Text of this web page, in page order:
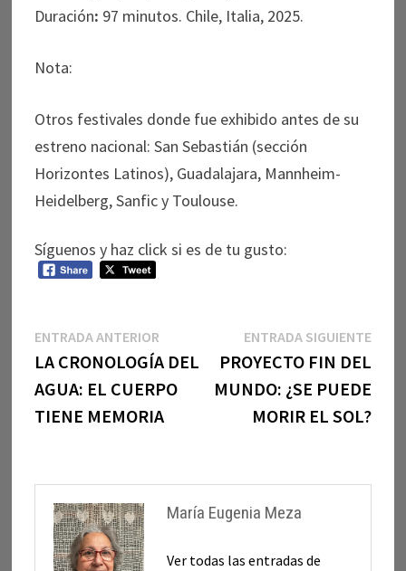
Duración: 97 minutos. Chile, Italia, 2025.
Nota:
Otros festivales donde fue exhibido antes de su
estreno nacional: San Sebastián (sección
Horizontes Latinos), Guadalajara, Mannheim-
Heidelberg, Sanfic y Toulouse.
Síguenos y haz click si es de tu gusto:
Navegación
de
entradas
ENTRADA ANTERIOREntrada
anterior:
LA CRONOLOGÍA DEL
AGUA: EL CUERPO
TIENE MEMORIA
ENTRADA SIGUIENTE
PROYECTO FIN DEL
MUNDO: ¿SE PUEDE
MORIR EL SOL?
María Eugenia Meza
Ver todas las entradas de